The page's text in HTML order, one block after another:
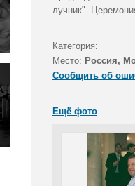
лучник".
Категория:
Место: Россия,
Сообщить об
Ещё фото